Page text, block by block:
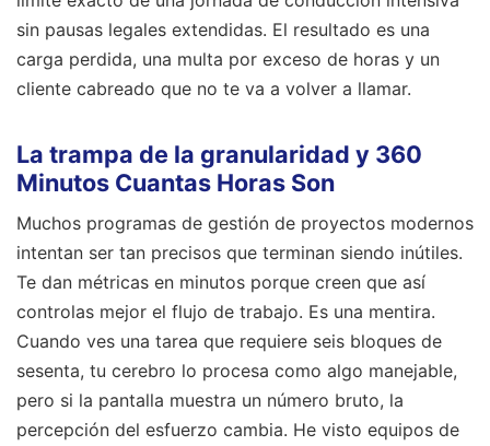
sin pausas legales extendidas. El resultado es una
carga perdida, una multa por exceso de horas y un
cliente cabreado que no te va a volver a llamar.
La trampa de la granularidad y 360
Minutos Cuantas Horas Son
Muchos programas de gestión de proyectos modernos
intentan ser tan precisos que terminan siendo inútiles.
Te dan métricas en minutos porque creen que así
controlas mejor el flujo de trabajo. Es una mentira.
Cuando ves una tarea que requiere seis bloques de
sesenta, tu cerebro lo procesa como algo manejable,
pero si la pantalla muestra un número bruto, la
percepción del esfuerzo cambia. He visto equipos de